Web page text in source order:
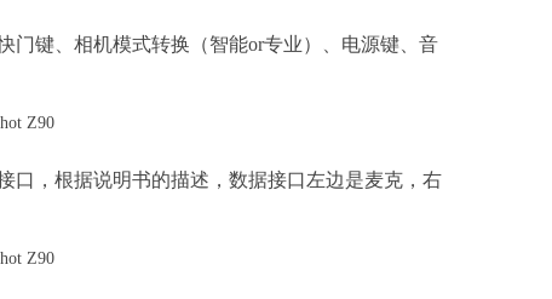
门键、相机模式转换（智能or专业）、电源键、音
口，根据说明书的描述，数据接口左边是麦克，右